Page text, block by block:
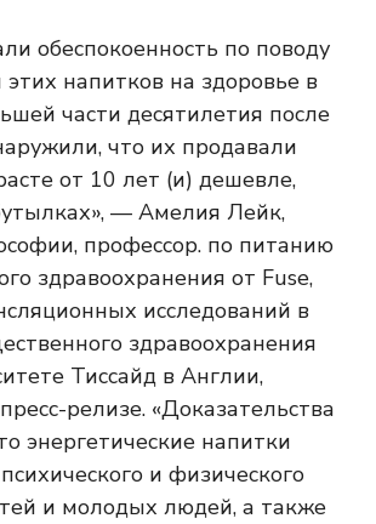
обеспокоенность по поводу
этих напитков на здоровье в
части десятилетия после
что их продавали
от 10 лет (и) дешевле,
— Амелия Лейк,
профессор. по питанию
здравоохранения от Fuse,
исследований в
здравоохранения
Тиссайд в Англии,
релизе. «Доказательства
энергетические напитки
и физического
и молодых людей, а также